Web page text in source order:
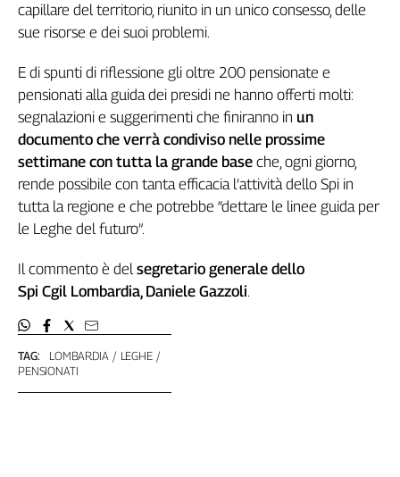
Speciali
di
Genova,
il
sangue
ragione
120
anni
Cgil
Academy
Play
Collettiva
Talk
TAG: LOMBARDIA
LEGHE
PENSIONATI
capillare del territorio, riunito in un unico consesso, delle
sue risorse e dei suoi problemi.
E di spunti di riflessione gli oltre 200 pensionate e
pensionati alla guida dei presidi ne hanno offerti molti:
segnalazioni e suggerimenti che finiranno in un
documento che verrà condiviso nelle prossime
settimane con tutta la grande base che, ogni giorno,
rende possibile con tanta efficacia l’attività dello Spi in
tutta la regione e che potrebbe “dettare le linee guida per
le Leghe del futuro”.
Il commento è delsegretario generale dello
Spi Cgil Lombardia, Daniele Gazzoli.